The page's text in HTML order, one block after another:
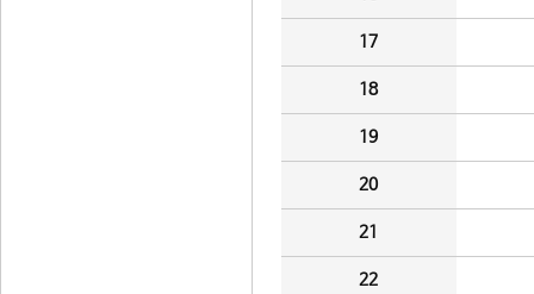
17
18
19
20
21
22